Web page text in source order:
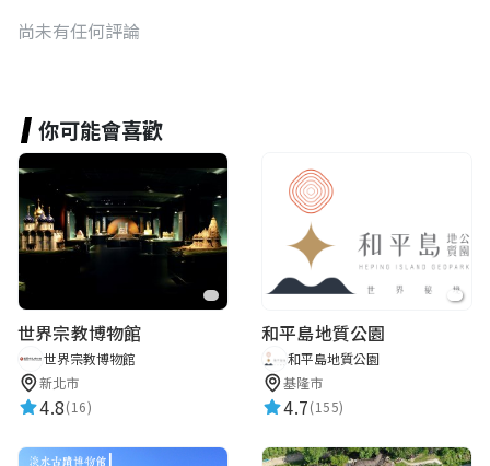
尚未有任何評論
你可能會喜歡
世界宗教博物館
世界宗教博物館
新北市
4.8(16)
和平島地質公園
和平島地質公園
基隆市
4.7(155)